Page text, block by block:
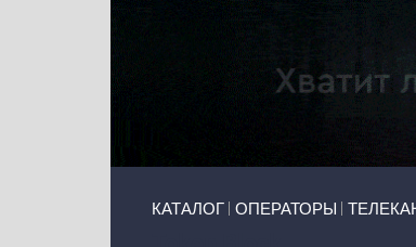
КАТАЛОГ ОПЕРАТОРЫ